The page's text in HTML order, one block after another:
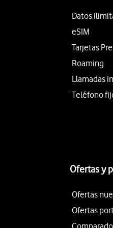
Datos
eSIM
Tarjetas
Roaming
Llamadas
Teléfono
Ofertas y
Ofertas
Ofertas